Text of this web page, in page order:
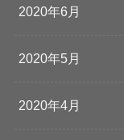
2020年6月
2020年5月
2020年4月